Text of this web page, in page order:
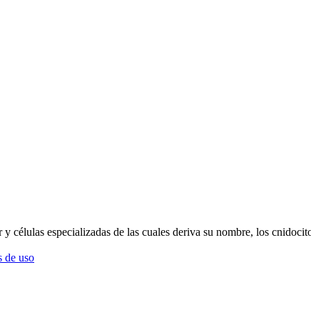
células especializadas de las cuales deriva su nombre, los
de uso